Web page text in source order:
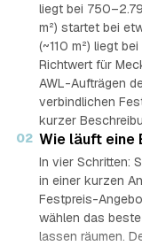
liegt bei
m²) startet bei
(~110 m²) liegt
Richtwert für
AWL-Aufträgen
verbindlichen
kurzer
02 Wie läuft eine
In vier Schritten:
in einer kurzen
Festpreis-
wählen das
lassen räumen.